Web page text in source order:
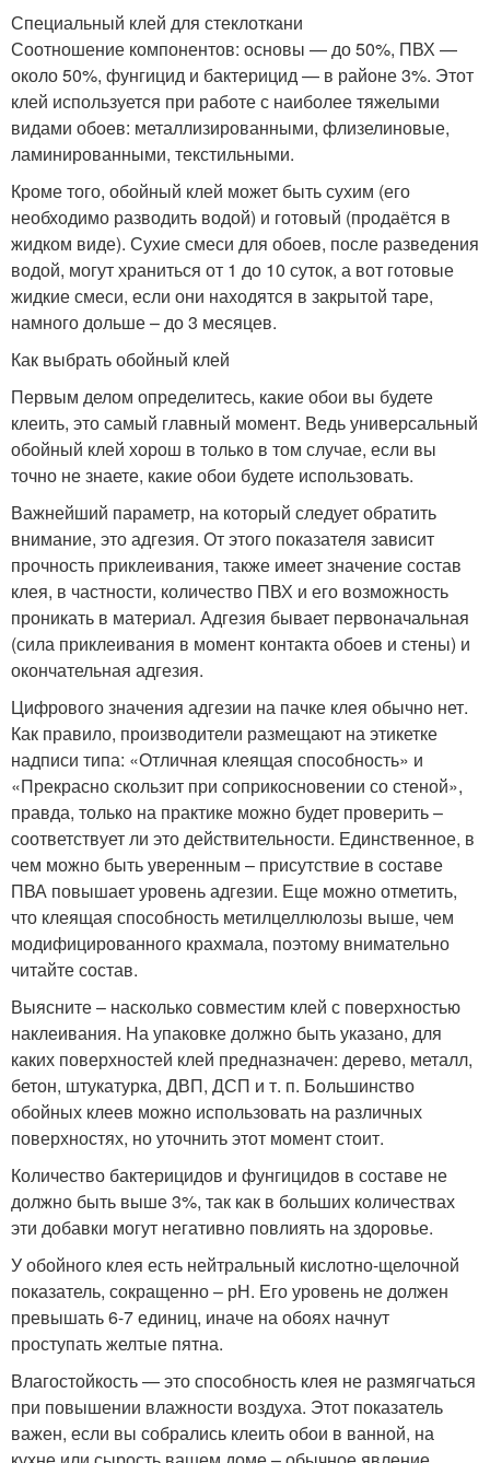
Специальный клей для стеклоткани
Соотношение компонентов: основы — до 50%, ПВХ —
около 50%, фунгицид и бактерицид — в районе 3%. Этот
клей используется при работе с наиболее тяжелыми
видами обоев: металлизированными, флизелиновые,
ламинированными, текстильными.
Кроме того, обойный клей может быть сухим (его
необходимо разводить водой) и готовый (продаётся в
жидком виде). Сухие смеси для обоев, после разведения
водой, могут храниться от 1 до 10 суток, а вот готовые
жидкие смеси, если они находятся в закрытой таре,
намного дольше – до 3 месяцев.
Как выбрать обойный клей
Первым делом определитесь, какие обои вы будете
клеить, это самый главный момент. Ведь универсальный
обойный клей хорош в только в том случае, если вы
точно не знаете, какие обои будете использовать.
Важнейший параметр, на который следует обратить
внимание, это адгезия. От этого показателя зависит
прочность приклеивания, также имеет значение состав
клея, в частности, количество ПВХ и его возможность
проникать в материал. Адгезия бывает первоначальная
(сила приклеивания в момент контакта обоев и стены) и
окончательная адгезия.
Цифрового значения адгезии на пачке клея обычно нет.
Как правило, производители размещают на этикетке
надписи типа: «Отличная клеящая способность» и
«Прекрасно скользит при соприкосновении со стеной»,
правда, только на практике можно будет проверить –
соответствует ли это действительности. Единственное, в
чем можно быть уверенным – присутствие в составе
ПВА повышает уровень адгезии. Еще можно отметить,
что клеящая способность метилцеллюлозы выше, чем
модифицированного крахмала, поэтому внимательно
читайте состав.
Выясните – насколько совместим клей с поверхностью
наклеивания. На упаковке должно быть указано, для
каких поверхностей клей предназначен: дерево, металл,
бетон, штукатурка, ДВП, ДСП и т. п. Большинство
обойных клеев можно использовать на различных
поверхностях, но уточнить этот момент стоит.
Количество бактерицидов и фунгицидов в составе не
должно быть выше 3%, так как в больших количествах
эти добавки могут негативно повлиять на здоровье.
У обойного клея есть нейтральный кислотно-щелочной
показатель, сокращенно – рН. Его уровень не должен
превышать 6-7 единиц, иначе на обоях начнут
проступать желтые пятна.
Влагостойкость — это способность клея не размягчаться
при повышении влажности воздуха. Этот показатель
важен, если вы собрались клеить обои в ванной, на